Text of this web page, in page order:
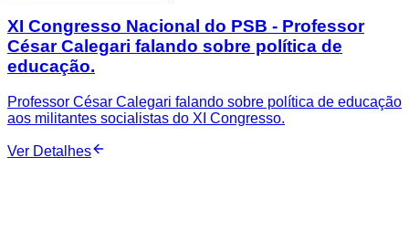
XI Congresso Nacional do PSB - Professor
César Calegari falando sobre política de
educação.
Professor César Calegari falando sobre política de educação
aos militantes socialistas do XI Congresso.
Ver Detalhes